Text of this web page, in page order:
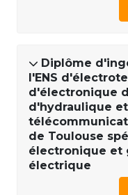
Diplôme
l'ENS
d'électronique
d'hydraulique
de Toulouse
électronique et
électrique